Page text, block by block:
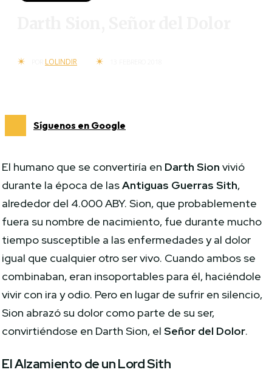
LOLINDIR
Síguenos en Google
El humano que se convertiría en Darth Sion vivió
durante la época de lasAntiguas Guerras Sith,
alrededor del 4.000 ABY. Sion, que probablemente
fuera su nombre de nacimiento, fue durante mucho
tiempo susceptible a las enfermedades y al dolor
igual que cualquier otro ser vivo. Cuando ambos se
combinaban, eran insoportables para él, haciéndole
vivir con ira y odio. Pero en lugar de sufrir en silencio,
Sion abrazó su dolor como parte de su ser,
convirtiéndose en Darth Sion, elSeñor del Dolor.
El Alzamiento de un Lord Sith